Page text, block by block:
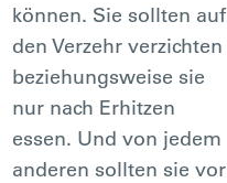
können. Sie sollten auf
den Verzehr verzichten
beziehungsweise sie
nur nach Erhitzen
essen. Und von jedem
anderen sollten sie vor